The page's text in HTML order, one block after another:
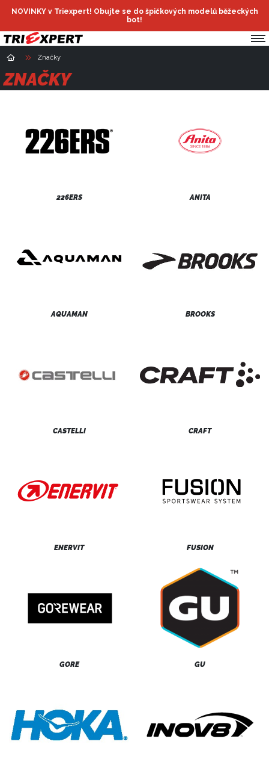
Značky
ZNAČKY
226ERS ANITA
AQUAMAN BROOKS
CASTELLI CRAFT
ENERVIT FUSION
GORE GU
NOVINKY v Triexpert! Obujte se do špičkových modelů běžeckých
bot!